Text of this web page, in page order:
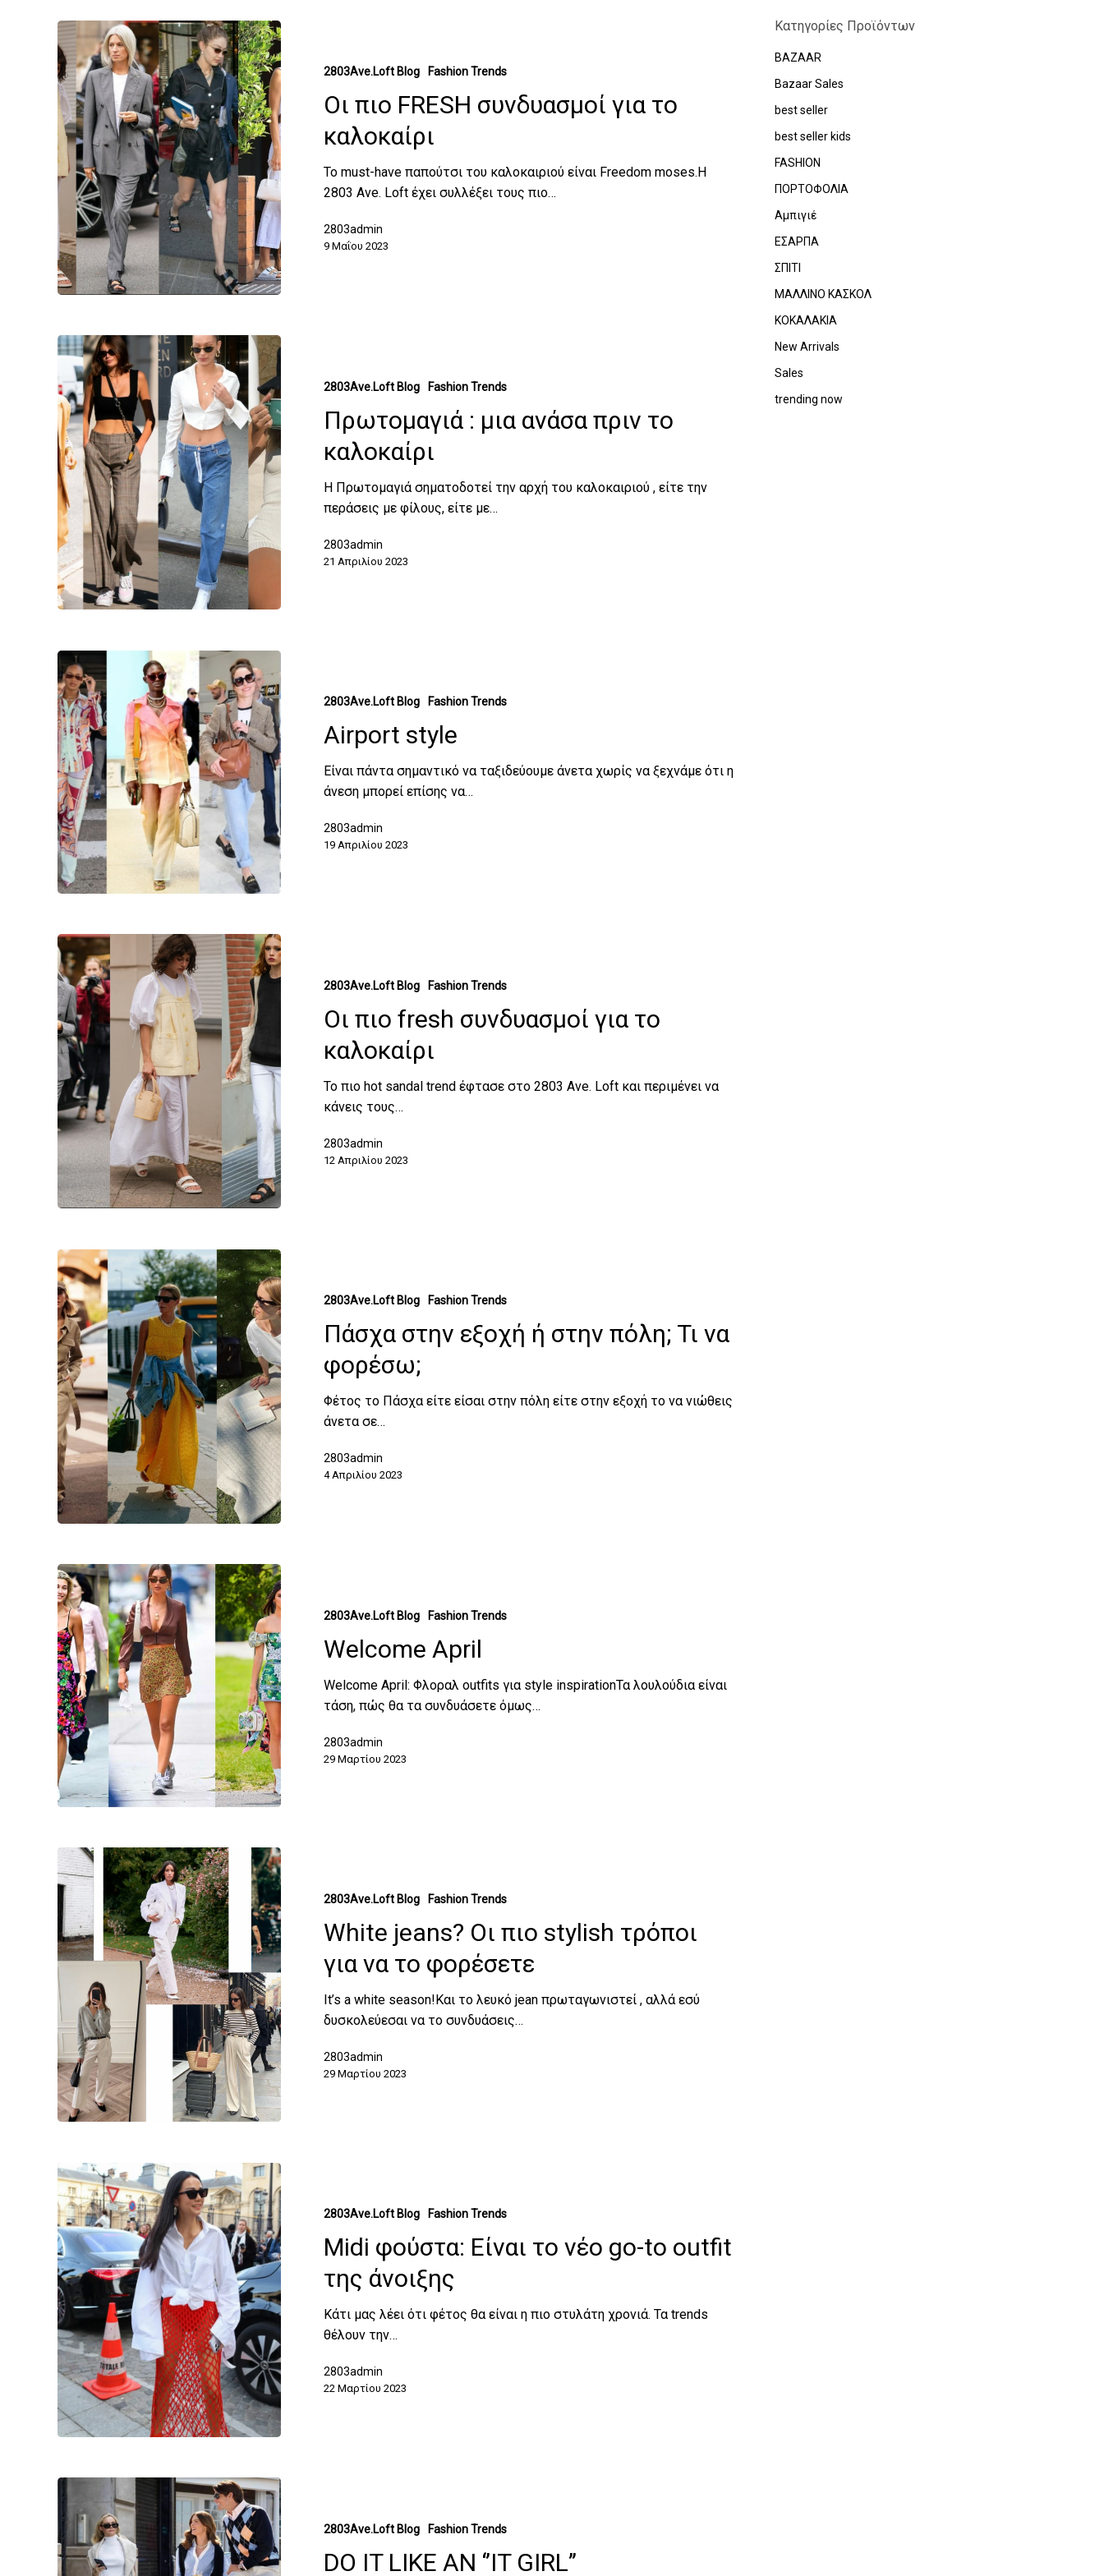
Κανένα προϊόν στο καλάθι σας.
2803Ave.Loft Blog Fashion Trends
Οι πιο FRESH συνδυασμοί για το
καλοκαίρι
Το must-have παπούτσι του καλοκαιριού είναι Freedom moses.Η
2803 Ave. Loft έχει συλλέξει τους πιο…
2803admin
9 Μαΐου 2023
2803Ave.Loft Blog Fashion Trends
Πρωτομαγιά : μια ανάσα πριν το
καλοκαίρι
Η Πρωτομαγιά σηματοδοτεί την αρχή του καλοκαιριού , είτε την
περάσεις με φίλους, είτε με…
2803admin
21 Απριλίου 2023
2803Ave.Loft Blog Fashion Trends
Airport style
Είναι πάντα σημαντικό να ταξιδεύουμε άνετα χωρίς να ξεχνάμε ότι η
άνεση μπορεί επίσης να…
2803admin
19 Απριλίου 2023
2803Ave.Loft Blog Fashion Trends
Οι πιο fresh συνδυασμοί για το
καλοκαίρι
Το πιο hot sandal trend έφτασε στο 2803 Ave. Loft και περιμένει να
κάνεις τους…
2803admin
12 Απριλίου 2023
2803Ave.Loft Blog Fashion Trends
Πάσχα στην εξοχή ή στην πόλη; Τι να
φορέσω;
Φέτος το Πάσχα είτε είσαι στην πόλη είτε στην εξοχή το να νιώθεις
άνετα σε…
2803admin
4 Απριλίου 2023
2803Ave.Loft Blog Fashion Trends
Welcome April
Welcome April: Φλοραλ outfits για style inspirationΤα λουλούδια είναι
τάση, πώς θα τα συνδυάσετε όμως…
2803admin
29 Μαρτίου 2023
2803Ave.Loft Blog Fashion Trends
White jeans? Οι πιο stylish τρόποι
για να το φορέσετε
It’s a white season!Και το λευκό jean πρωταγωνιστεί , αλλά εσύ
δυσκολεύεσαι να το συνδυάσεις…
2803admin
29 Μαρτίου 2023
2803Ave.Loft Blog Fashion Trends
Midi φούστα: Είναι το νέο go-to outfit
της άνοιξης
Κάτι μας λέει ότι φέτος θα είναι η πιο στυλάτη χρονιά. Τα trends
θέλουν την…
2803admin
22 Μαρτίου 2023
2803Ave.Loft Blog Fashion Trends
DO IT LIKE AN ‘’IT GIRL’’
Κατηγορίες Προϊόντων
BAZAAR
Bazaar Sales
best seller
best seller kids
FASHION
ΠΟΡΤΟΦΟΛΙΑ
Αμπιγιέ
ΕΣΑΡΠΑ
ΣΠΙΤΙ
ΜΑΛΛΙΝΟ ΚΑΣΚΟΛ
ΚΟΚΑΛΑΚΙΑ
New Arrivals
Sales
trending now